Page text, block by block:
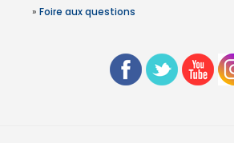
» Foire aux questions